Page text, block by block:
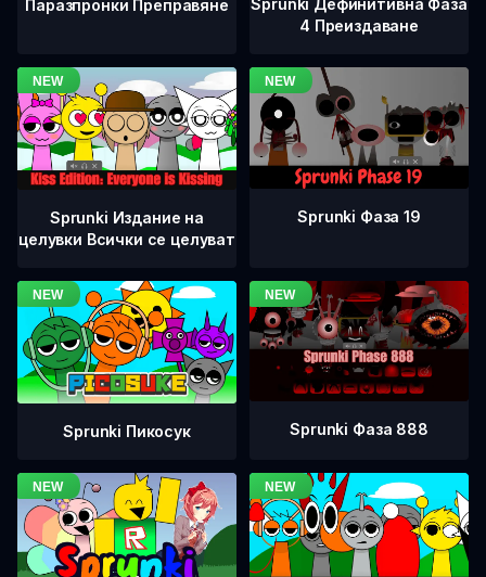
Паразпронки Преправяне
Sprunki Дефинитивна Фаза
4 Преиздаване
Sprunki Издание на
целувки Всички се целуват
Sprunki Фаза 19
Sprunki Пикосук Sprunki Фаза 888